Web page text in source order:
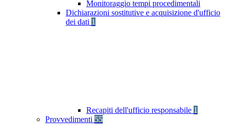
Monitoraggio tempi procedimentali
Dichiarazioni sostitutive e acquisizione d'ufficio
dei dati 1
Recapiti dell'ufficio responsabile 1
Provvedimenti 55